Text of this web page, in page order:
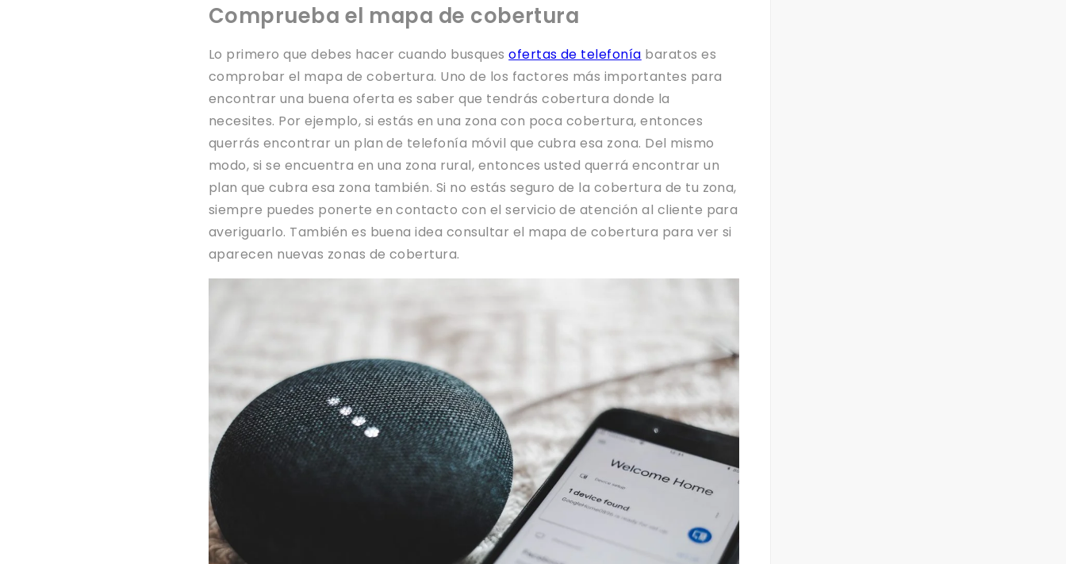
Comprueba el mapa de cobertura
Lo primero que debes hacer cuando busquesofertas de telefonía baratos es
comprobar el mapa de cobertura. Uno de los factores más importantes para
encontrar una buena oferta es saber que tendrás cobertura donde la
necesites. Por ejemplo, si estás en una zona con poca cobertura, entonces
querrás encontrar un plan de telefonía móvil que cubra esa zona. Del mismo
modo, si se encuentra en una zona rural, entonces usted querrá encontrar un
plan que cubra esa zona también. Si no estás seguro de la cobertura de tu zona,
siempre puedes ponerte en contacto con el servicio de atención al cliente para
averiguarlo. También es buena idea consultar el mapa de cobertura para ver si
aparecen nuevas zonas de cobertura.